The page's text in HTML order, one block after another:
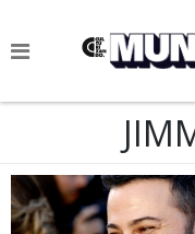
NOTICIAS
CULTURA POP
CIENCIA Y